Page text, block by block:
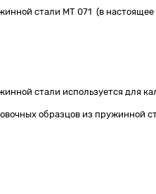
стали МТ 071 (в настоящее
стали используется для
образцов из пружинной